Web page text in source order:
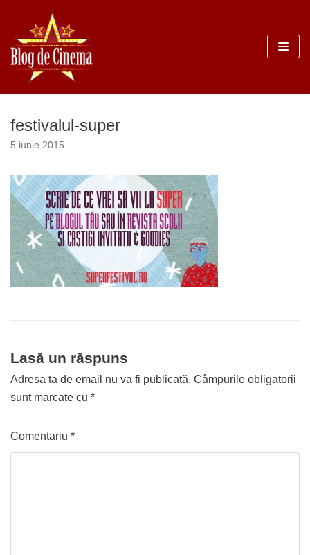
Sari
la
conținut
festivalul-super
5 iunie 2015
Lasă un răspuns
Adresa ta de email nu va fi publicată. Câmpurile obligatorii
sunt marcate cu *
Comentariu *